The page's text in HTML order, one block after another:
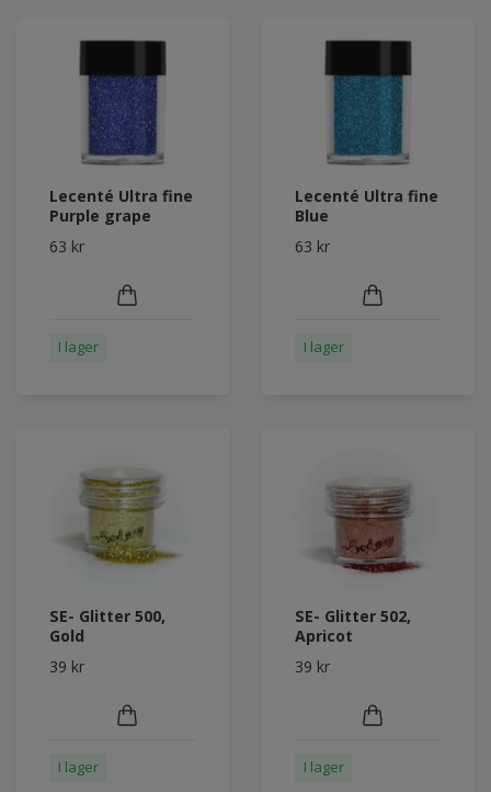
Lecenté Ultra fine
Purple grape
63 kr
I lager
Lecenté Ultra fine
Blue
63 kr
I lager
SE- Glitter 500,
Gold
39 kr
I lager
SE- Glitter 502,
Apricot
39 kr
I lager